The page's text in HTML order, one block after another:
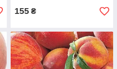
155 ₴